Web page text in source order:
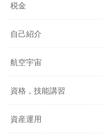
税金
自己紹介
航空宇宙
資格，技能講習
資産運用